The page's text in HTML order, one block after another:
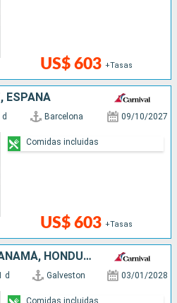
US$ 603 +Tasas
ESPAÑA
d Barcelona 09/10/2027
US$ 603 +Tasas
Comidas incluidas
MÉXICO, COSTA RICA, PANAMÁ, HONDURAS, ESTADOS UNIDOS
d Galveston 03/01/2028
Comidas incluidas